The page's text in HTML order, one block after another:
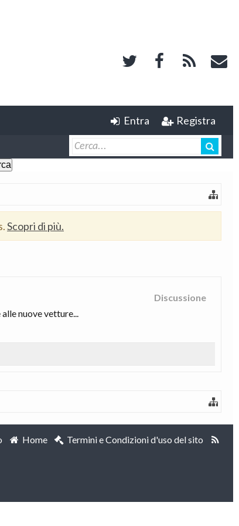
Entra Registra
Scopri di più.
Discussione
nuove vetture...
Home Termini e Condizioni d'uso del sito